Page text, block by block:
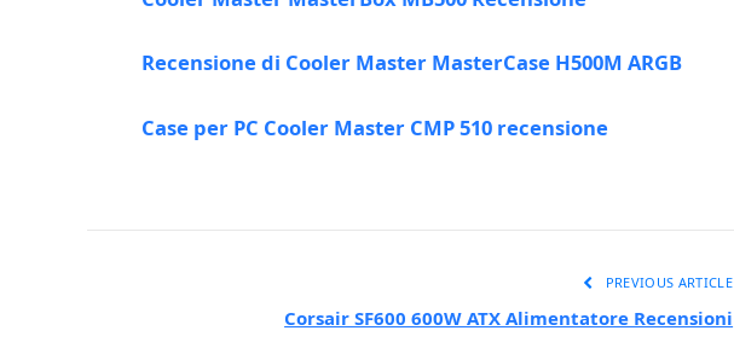
Recensione di Cooler Master MasterCase H500M ARGB
Case per PC Cooler Master CMP 510 recensione
PREVIOUS ARTICLE
Corsair SF600 600W ATX Alimentatore Recensioni